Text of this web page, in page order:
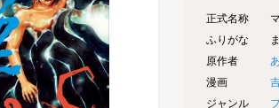
正式名称
ふりがな
原作者
漫画
ジャンル